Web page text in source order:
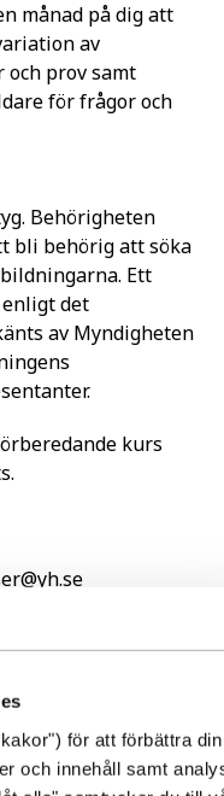
för att förbättra din
och innehåll samt
månad på dig att
av
och prov samt
för frågor och
Behörigheten
bli behörig att söka
Ett
det
av Myndigheten
kurs
för att
om den här